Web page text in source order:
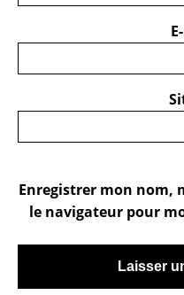
Enregistrer mon nom,
le navigateur pour